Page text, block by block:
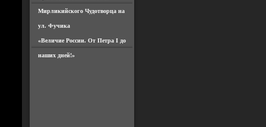
Мирликийского Чудотворца на
ул. Фучика
«Величие России. От Петра I до
наших дней!»